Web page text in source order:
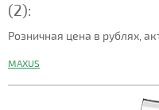
(2):
Розничная цена в рублях,
MAXUS